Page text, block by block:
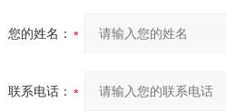
您的姓名：
联系电话：